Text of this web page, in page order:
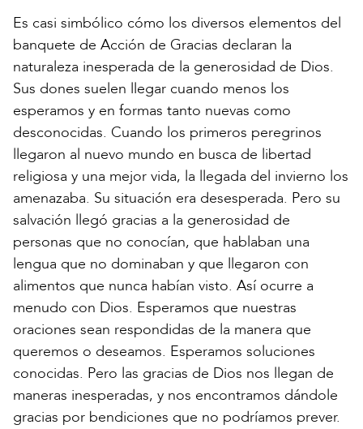
Es casi simbólico cómo los diversos elementos del
banquete de Acción de Gracias declaran la
naturaleza inesperada de la generosidad de Dios.
Sus dones suelen llegar cuando menos los
esperamos y en formas tanto nuevas como
desconocidas. Cuando los primeros peregrinos
llegaron al nuevo mundo en busca de libertad
religiosa y una mejor vida, la llegada del invierno los
amenazaba. Su situación era desesperada. Pero su
salvación llegó gracias a la generosidad de
personas que no conocían, que hablaban una
lengua que no dominaban y que llegaron con
alimentos que nunca habían visto. Así ocurre a
menudo con Dios. Esperamos que nuestras
oraciones sean respondidas de la manera que
queremos o deseamos. Esperamos soluciones
conocidas. Pero las gracias de Dios nos llegan de
maneras inesperadas, y nos encontramos dándole
gracias por bendiciones que no podríamos prever.